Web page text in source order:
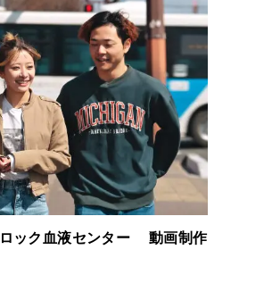
ロック血液センター 動画制作